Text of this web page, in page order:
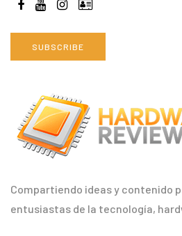
Compartiendo ideas y contenido
entusiastas de la tecnología,
SUBSCRIBE